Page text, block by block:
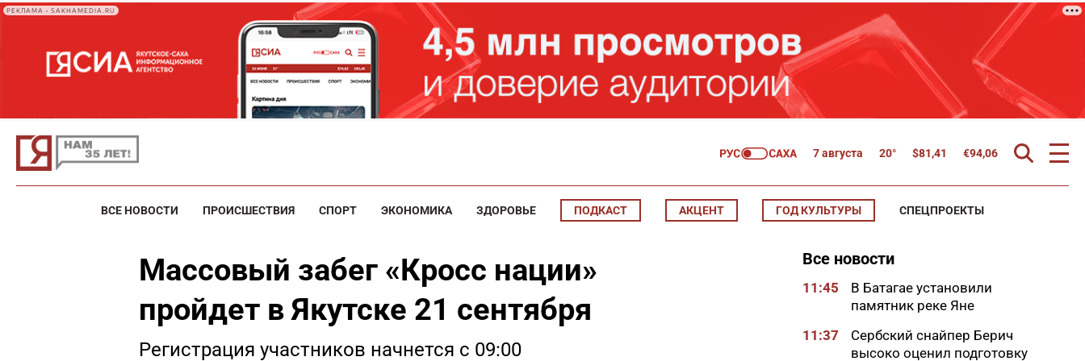
РЕКЛАМА • SAKHAMEDIA.RU
7 августа 20° $81,41 €94,06
ВСЕ НОВОСТИ ПРОИСШЕСТВИЯ СПОРТ ЭКОНОМИКА ЗДОРОВЬЕ ПОДКАСТ АКЦЕНТ ГОД КУЛЬТУРЫ СПЕЦПРОЕКТЫ
Массовый забег «Кросс нации»
пройдет в Якутске 21 сентября
Регистрация участников начнется с 09:00
Все новости
11:45
В Батагае установили
памятник реке Яне
11:37
Сербский снайпер Берич
высоко оценил подготовку